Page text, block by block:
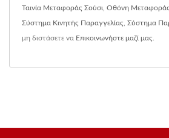
Ταινία Μεταφοράς Σούσι Οθόνη Μεταφοράς
Σύστημα Κινητής Παραγγελίας Σύστημα
μη διστάσετε να Επικοινωνήστε μαζί μας